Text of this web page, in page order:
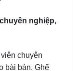
chuyên
cách tỉ mỉ,
hoàn hảo